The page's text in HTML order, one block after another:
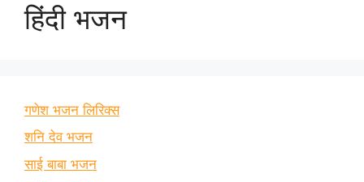
हिंदी भजन
गणेश भजन लिरिक्स
शनि देव भजन
साई बाबा भजन